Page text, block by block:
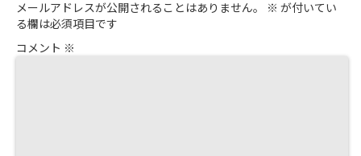
メールアドレスが公開されることはありません。 ※ が付いてい
る欄は必須項目です
コメント ※